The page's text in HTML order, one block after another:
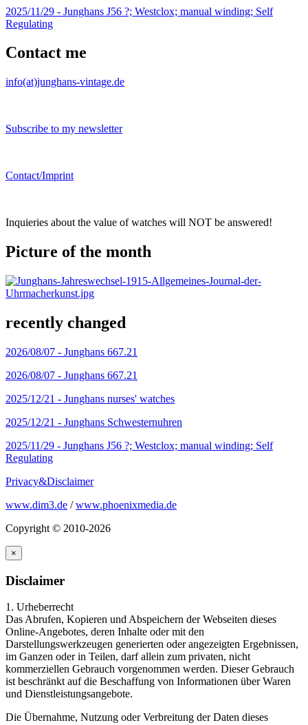
2025/11/29 - Junghans J56 ?; Westclox; manual winding; Self
Regulating
Contact me
info(at)junghans-vintage.de
Subscribe to my newsletter
Contact/Imprint
Inquieries about the value of watches will NOT be answered!
Picture of the month
recently changed
2026/08/07 - Junghans 667.21
2026/08/07 - Junghans 667.21
2025/12/21 - Junghans nurses' watches
2025/12/21 - Junghans Schwesternuhren
2025/11/29 - Junghans J56 ?; Westclox; manual winding; Self
Regulating
Privacy&Disclaimer
www.dim3.de /www.phoenixmedia.de
Copyright © 2010-2026
×
Disclaimer
1. Urheberrecht
Das Abrufen, Kopieren und Abspeichern der Webseiten dieses
Online-Angebotes, deren Inhalte oder mit den
Darstellungswerkzeugen generierten oder angezeigten Ergebnissen,
im Ganzen oder in Teilen, darf allein zum privaten, nicht
kommerziellen Gebrauch vorgenommen werden. Dieser Gebrauch
ist beschränkt auf die Beschaffung von Informationen über Waren
und Dienstleistungsangebote.
Die Übernahme, Nutzung oder Verbreitung der Daten dieses